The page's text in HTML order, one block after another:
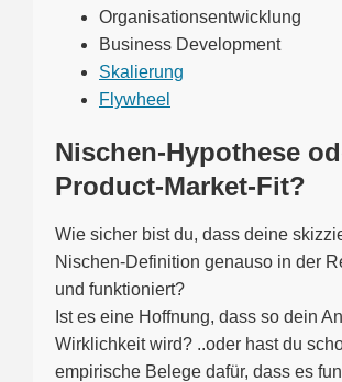
Organisationsentwicklung
Business Development
Skalierung
Flywheel
Nischen-Hypothese
Product-Market-Fit?
Wie sicher bist du, dass deine
Nischen-Definition genauso in der
und funktioniert?
Ist es eine Hoffnung, dass so dein
Wirklichkeit wird? ..oder hast du
empirische Belege dafür, dass es